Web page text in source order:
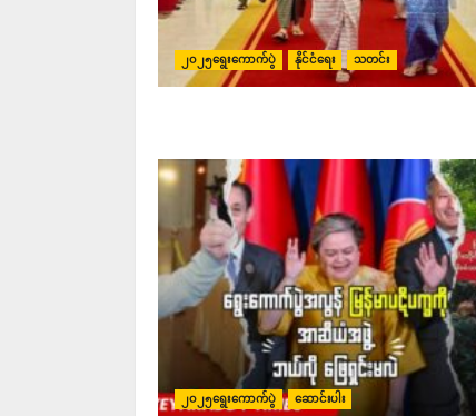
၂၀၂၅ရွေးကောက်ပွဲ နိုင်ငံရေး သတင်း
၂၀၂၅ရွေးကောက်ပွဲ ဆောင်းပါး